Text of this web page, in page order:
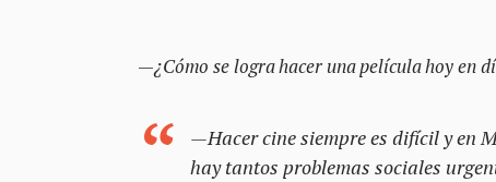
—¿Cómo se logra hacer una película hoy en
—Hacer cine siempre es difícil y en
hay tantos problemas sociales